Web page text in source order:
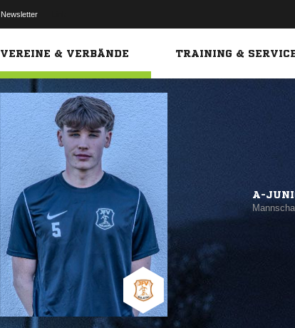
Newsletter
VEREINE & VERBÄNDE TRAINING &
A-